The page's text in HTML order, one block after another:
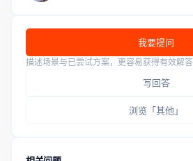
我要提问
描述场景与已尝试方案，更容易获得有效解答
写回答
浏览「其他」